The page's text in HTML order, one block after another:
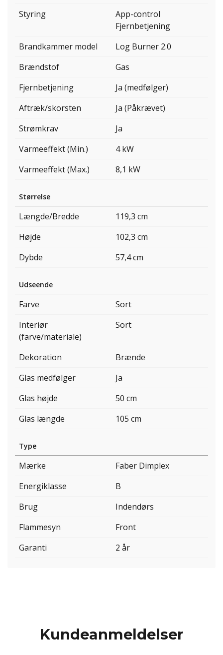
Styring
App-control
Fjernbetjening
Brandkammer model
Log Burner 2.0
Brændstof
Gas
Fjernbetjening
Ja (medfølger)
Aftræk/skorsten
Ja (Påkrævet)
Strømkrav
Ja
Varmeeffekt (Min.)
4 kW
Varmeeffekt (Max.)
8,1 kW
Størrelse
Længde/Bredde
119,3 cm
Højde
102,3 cm
Dybde
57,4 cm
Udseende
Farve
Sort
Interiør
(farve/materiale)
Sort
Dekoration
Brænde
Glas medfølger
Ja
Glas højde
50 cm
Glas længde
105 cm
Type
Mærke
Faber Dimplex
Energiklasse
B
Brug
Indendørs
Flammesyn
Front
Garanti
2 år
Kundeanmeldelser